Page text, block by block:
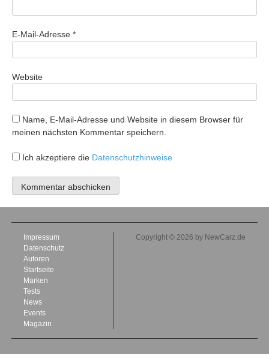
E-Mail-Adresse *
Website
Name, E-Mail-Adresse und Website in diesem Browser für
meinen nächsten Kommentar speichern.
Ich akzeptiere die Datenschutzhinweise
Impressum
Datenschutz
Autoren
Startseite
Marken
Tests
News
Events
Magazin
Copyright © 2026 by NewCarz.de